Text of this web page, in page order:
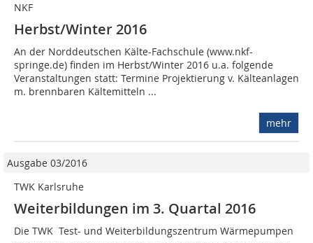
NKF
Herbst/Winter 2016
An der Norddeutschen Kälte-Fachschule (www.nkf-
springe.de) finden im Herbst/Winter 2016 u.a. folgende
Veranstaltungen statt: Termine Projektierung v. Kälteanlagen
m. brennbaren Kältemitteln ...
mehr
Ausgabe 03/2016
TWK Karlsruhe
Weiterbildungen im 3. Quartal 2016
Die TWK  Test- und Weiterbildungszentrum Wärmepumpen